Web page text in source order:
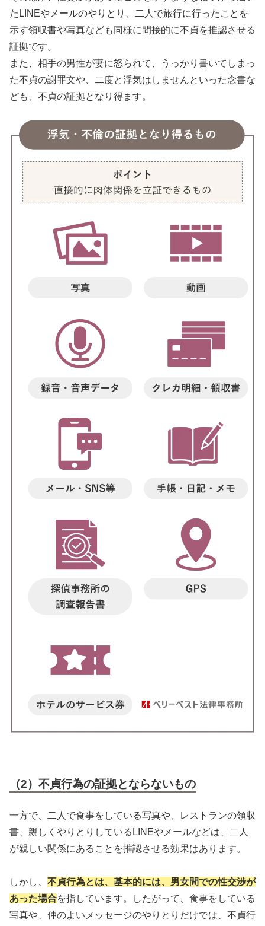
たLINEやメールのやりとり、二人で旅行に行ったことを
示す領収書や写真なども同様に間接的に不貞を推認させる
証拠です。
また、相手の男性が妻に怒られて、うっかり書いてしまっ
た不貞の謝罪文や、二度と浮気はしませんといった念書な
ども、不貞の証拠となり得ます。
（2）不貞行為の証拠とならないもの
一方で、二人で食事をしている写真や、レストランの領収
書、親しくやりとりしているLINEやメールなどは、二人
が親しい関係にあることを推認させる効果はあります。
しかし、 不貞行為とは、基本的には、男女間での性交渉が
あった場合を指しています。したがって、食事をしている
写真や、仲のよいメッセージのやりとりだけでは、不貞行